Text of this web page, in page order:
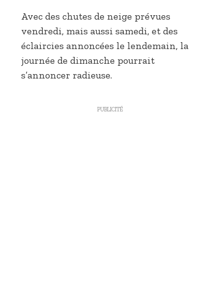
Avec des chutes de neige prévues
vendredi, mais aussi samedi, et des
éclaircies annoncées le lendemain, la
journée de dimanche pourrait
s’annoncer radieuse.
PUBLICITÉ